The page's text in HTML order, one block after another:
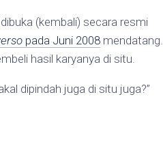
(kembali) secara resmi
pada Juni 2008 mendatang.
hasil karyanya di situ.
dipindah juga di situ juga?”